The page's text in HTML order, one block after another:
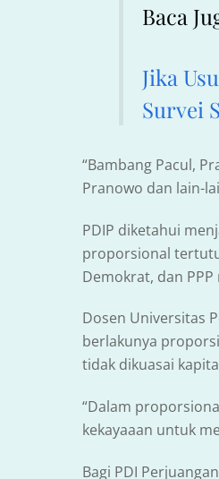
Baca
Jika
Survei
“Bambang Pacul,
Pranowo dan lain-
PDIP diketahui
proporsional
Demokrat, dan
Dosen Universitas
berlakunya
tidak dikuasai
“Dalam
kekayaaan untuk
Bagi PDI